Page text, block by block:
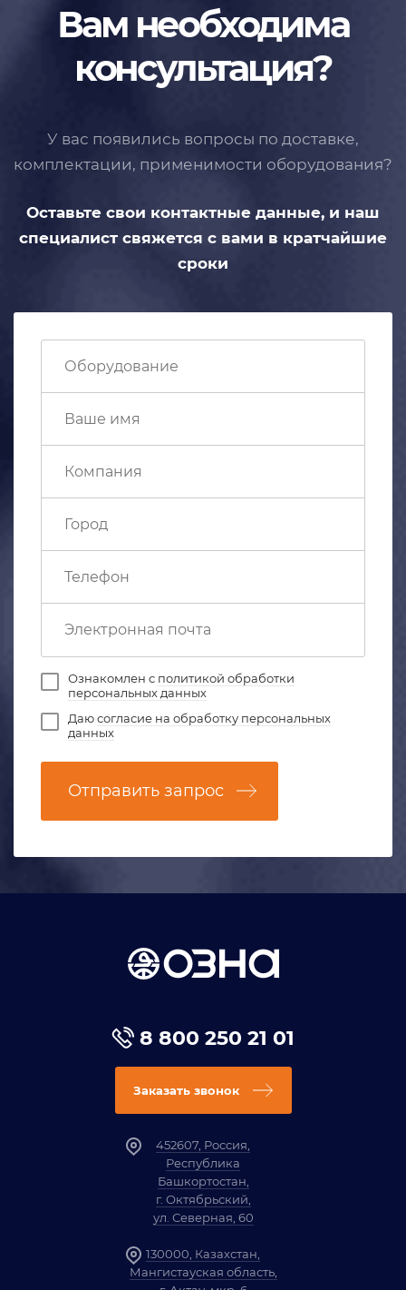
Вам необходима
консультация?
У вас появились вопросы по доставке,
комплектации, применимости оборудования?
Оставьте свои контактные данные, и наш
специалист свяжется с вами в кратчайшие
сроки
Ознакомлен с политикой обработки
персональных данных
Даюсогласие на обработку персональных
данных
Отправить запрос
8 800 250 21 01
Заказать звонок
452607, Россия,
Республика
Башкортостан,
г. Октябрьский,
ул. Северная, 60
130000, Казахстан,
Мангистауская область,